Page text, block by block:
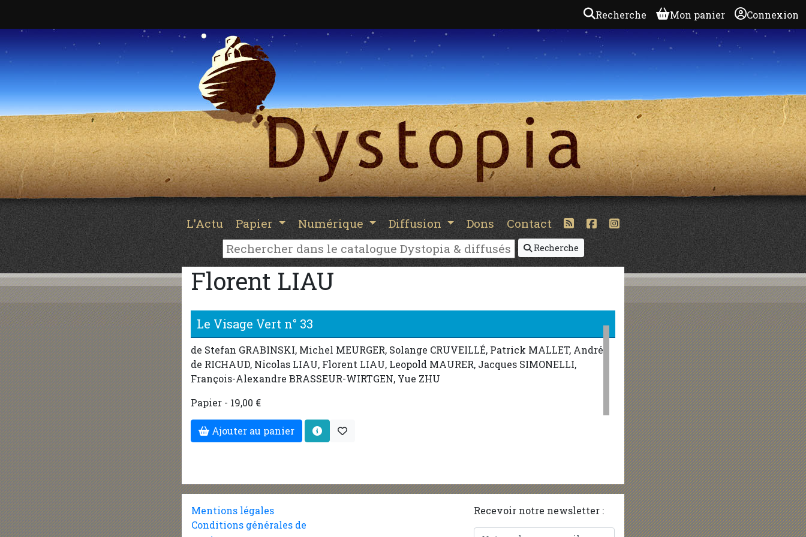
Recherche Mon panier Connexion
L'Actu Papier Numérique Diffusion Dons Contact
Recherche
Florent LIAU
Le Visage Vert n° 33
de Stefan GRABINSKI, Michel MEURGER, Solange CRUVEILLÉ, Patrick MALLET, André
de RICHAUD, Nicolas LIAU, Florent LIAU, Leopold MAURER, Jacques SIMONELLI,
François-Alexandre BRASSEUR-WIRTGEN, Yue ZHU
Papier - 19,00 €
Ajouter au panier
Mentions légales
Conditions générales de
Recevoir notre newsletter :